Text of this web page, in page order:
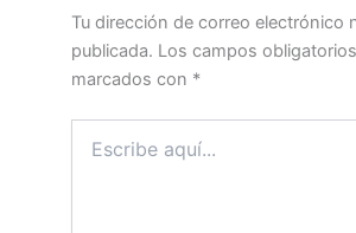
Tu dirección de correo electrónico
publicada. Los campos
marcados con *
aquí...